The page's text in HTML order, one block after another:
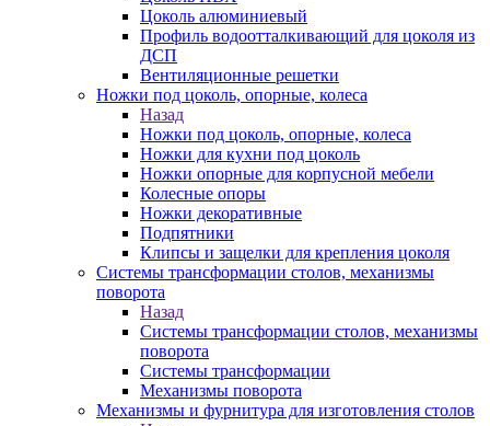
Цоколь алюминиевый
Профиль водоотталкивающий для цоколя из
ДСП
Вентиляционные решетки
Ножки под цоколь, опорные, колеса
Назад
Ножки под цоколь, опорные, колеса
Ножки для кухни под цоколь
Ножки опорные для корпусной мебели
Колесные опоры
Ножки декоративные
Подпятники
Клипсы и защелки для крепления цоколя
Системы трансформации столов, механизмы
поворота
Назад
Системы трансформации столов, механизмы
поворота
Системы трансформации
Механизмы поворота
Механизмы и фурнитура для изготовления столов